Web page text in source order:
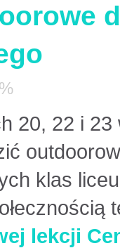
20, 22 i
klas
lekcji